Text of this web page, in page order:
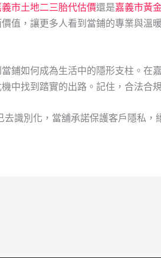
市土地二三胎代估價還是嘉義市黃
值，讓更多人看到當鋪的專業與溫
鋪如何成為生活中的隱形支柱。在
中找到踏實的出路。記住，合法合
識別化，當舖承諾保護客戶隱私，